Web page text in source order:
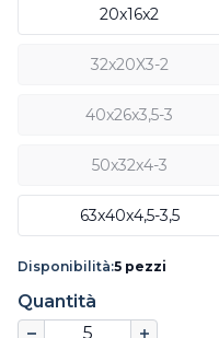
20x16x2
32x20X3-2
40x26x3,5-3
50x32x4-3
63x40x4,5-3,5
Disponibilità:5 pezzi
Quantità